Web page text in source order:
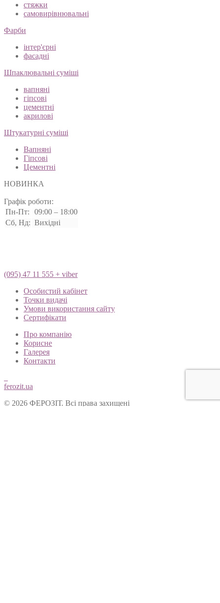
стяжки
самовирівнювальні
Фарби
інтер'єрні
фасадні
Шпаклювальні суміші
вапняні
гіпсові
цементні
акрилові
Штукатурні суміші
Вапняні
Гіпсові
Цементні
НОВИНКА
Графік роботи:
Пн-Пт:
09:00 – 18:00
Сб, Нд: Вихідні
(095) 47 11 555 + viber
Особистий кабінет
Точки видачі
Умови використання сайту
Сертифікати
Про компанію
Корисне
Галерея
Контакти
ferozit.ua
© 2026 ФЕРОЗІТ. Всі права захищені